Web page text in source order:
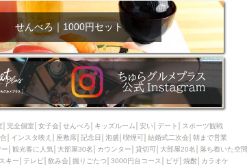
日本そば 冬限定メニュー
おでん
ミアムフライデー
牛串焼き
べセット 首里駅周辺
やぎ料理
ビ 奥武山公園駅周辺
小禄駅周辺
ュー ENJOY LUNCH 特集
造形集団
せんべろ｜1000円セット
完全個室 女子会 せんべろ キッズルーム 安い デート
スポーツ観戦
インスタ映え 座敷席 記念日 泡盛 喫煙可 結婚式二次会 朝まで営業
観光客に人気 大部屋30名 カウンター 貸切可 大部屋20名
落ち着いた空間
キー テレビ 飲み会 掘りごたつ 3000円台コース ピザ 焼酎
カラオケ